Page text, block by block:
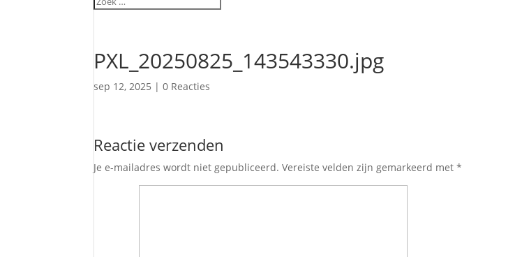
PXL_20250825_143543330.jpg
sep 12, 2025 |0 Reacties
Reactie verzenden
Je e-mailadres wordt niet gepubliceerd. Vereiste velden zijn gemarkeerd met*